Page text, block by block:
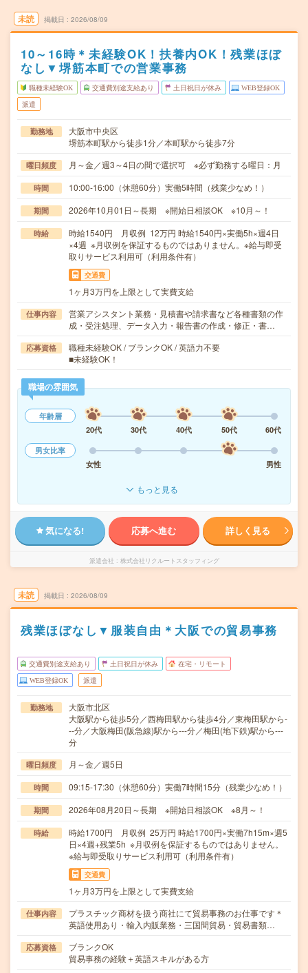
未読 掲載日 2026/08/09
10～16時＊未経験OK！扶養内OK！残業ほぼ
なし▼堺筋本町での営業事務
職種未経験OK 交通費別途支給あり 土日祝日が休み WEB登録OK
派遣
勤務地
大阪市中央区
堺筋本町駅から徒歩1分／本町駅から徒歩7分
曜日頻度 月～金／週3～4日の間で選択可 ※必ず勤務する曜日：月
時間 10:00-16:00（休憩60分）実働5時間（残業少なめ！）
期間 2026年10月01日～長期 ※開始日相談OK ※10月～！
時給
時給1540円 月収例 12万円 時給1540円×実働5h×週4日
×4週 ※月収例を保証するものではありません。※給与即受
取りサービス利用可（利用条件有）
交通費
1ヶ月3万円を上限として実費支給
仕事内容
営業アシスタント業務・見積書や請求書など各種書類の作
成・受注処理、データ入力・報告書の作成・修正・書…
応募資格
職種未経験OK / ブランクOK / 英語力不要
■未経験OK！
職場の雰囲気
年齢層
20代
30代 40代 50代
60代
男女比率
女性
男性
もっと見る
気になる! 応募へ進む 詳しく見る
派遣会社 株式会社リクルートスタッフィング
未読 掲載日 2026/08/09
残業ほぼなし▼服装自由＊大阪での貿易事務
交通費別途支給あり 土日祝日が休み 在宅・リモート
WEB登録OK 派遣
勤務地
大阪市北区
大阪駅から徒歩5分／西梅田駅から徒歩4分／東梅田駅から-
--分／大阪梅田(阪急線)駅から---分／梅田(地下鉄)駅から---
分
曜日頻度 月～金／週5日
時間 09:15-17:30（休憩60分）実働7時間15分（残業少なめ！）
期間 2026年08月20日～長期 ※開始日相談OK ※8月～！
時給
時給1700円 月収例 25万円 時給1700円×実働7h15m×週5
日×4週+残業5h ※月収例を保証するものではありません。
※給与即受取りサービス利用可（利用条件有）
交通費
1ヶ月3万円を上限として実費支給
仕事内容
プラスチック商材を扱う商社にて貿易事務のお仕事です＊
英語使用あり・輸入内販業務・三国間貿易・貿易書類…
応募資格
ブランクOK
貿易事務の経験＋英語スキルがある方